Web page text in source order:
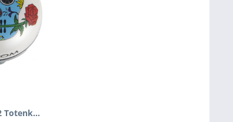
Fahrradklingel KL22 Totenkopf Design